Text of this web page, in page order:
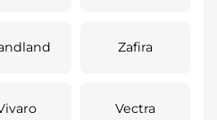
Zafira
Vectra